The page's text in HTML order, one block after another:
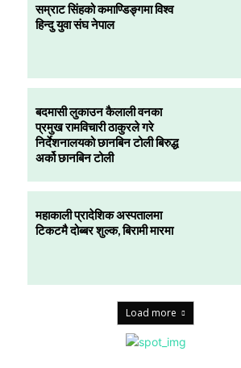
सम्राट सिंहको कमाण्डिङ्गमा विश्व
हिन्दु युवा संघ नेपाल
बदमासी लुकाउन कैलाली वनका
प्रमुख रामविचारी ठाकुरले गरे
निर्देशनालयको छानबिन टोली बिरुद्ध
अर्को छानबिन टोली
महाकाली प्रादेशिक अस्पतालमा
टिकटमै दोब्बर शुल्क, बिरामी मारमा
Load more